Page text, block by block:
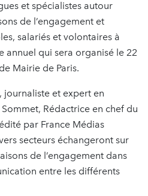
et spécialistes autour
de l’engagement et
salariés et volontaires à
annuel qui sera organisé le 22
Mairie de Paris.
journaliste et expert en
Rédactrice en chef du
par France Médias
secteurs échangeront sur
de l’engagement dans
entre les différents